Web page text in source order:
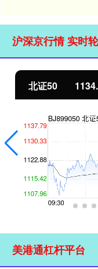
沪深京行情 实时
北证50
美港通杠杆平台